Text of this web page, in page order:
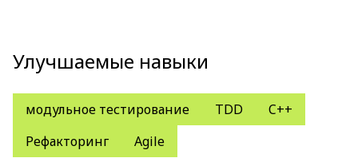
Улучшаемые навыки
модульное тестирование TDD
C++
Рефакторинг
Agile